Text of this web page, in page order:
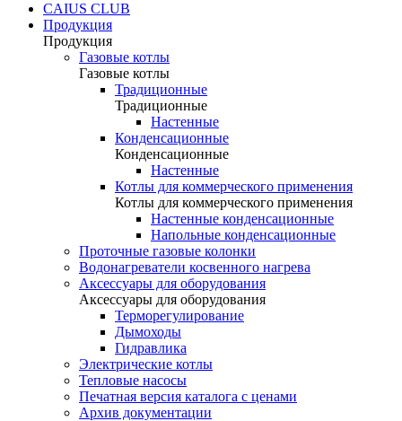
CAIUS CLUB
Продукция
Продукция
Газовые котлы
Газовые котлы
Традиционные
Традиционные
Настенные
Конденсационные
Конденсационные
Настенные
Котлы для коммерческого применения
Котлы для коммерческого применения
Настенные конденсационные
Напольные конденсационные
Проточные газовые колонки
Водонагреватели косвенного нагрева
Аксессуары для оборудования
Аксессуары для оборудования
Терморегулирование
Дымоходы
Гидравлика
Электрические котлы
Тепловые насосы
Печатная версия каталога с ценами
Архив документации